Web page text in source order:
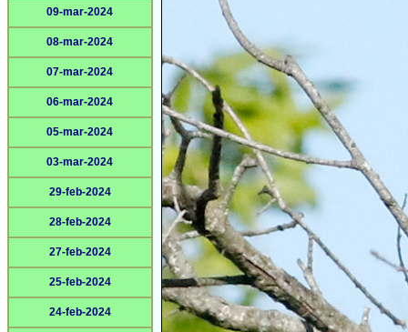
09-mar-2024
08-mar-2024
07-mar-2024
06-mar-2024
05-mar-2024
03-mar-2024
29-feb-2024
28-feb-2024
27-feb-2024
25-feb-2024
24-feb-2024